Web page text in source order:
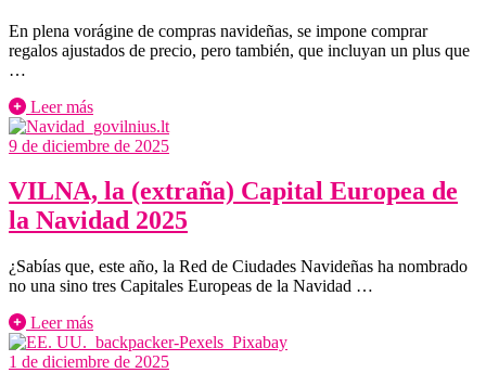
En plena vorágine de compras navideñas, se impone comprar
regalos ajustados de precio, pero también, que incluyan un plus que
…
Leer más
9 de diciembre de 2025
VILNA, la (extraña) Capital Europea de
la Navidad 2025
¿Sabías que, este año, la Red de Ciudades Navideñas ha nombrado
no una sino tres Capitales Europeas de la Navidad …
Leer más
1 de diciembre de 2025